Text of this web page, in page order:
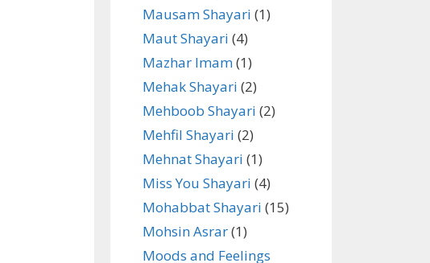
Mausam Shayari (1)
Maut Shayari (4)
Mazhar Imam(1)
Mehak Shayari (2)
Mehboob Shayari (2)
Mehfil Shayari (2)
Mehnat Shayari (1)
Miss You Shayari (4)
Mohabbat Shayari (15)
Mohsin Asrar(1)
Moods and Feelings